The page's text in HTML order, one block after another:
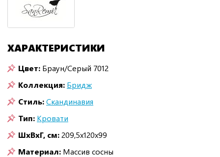
ХАРАКТЕРИСТИКИ
Цвет: Браун/Серый 7012
Коллекция: Бридж
Стиль:Скандинавия
Тип: Кровати
ШxВxГ, см:209,5x120x99
Материал: Массив сосны